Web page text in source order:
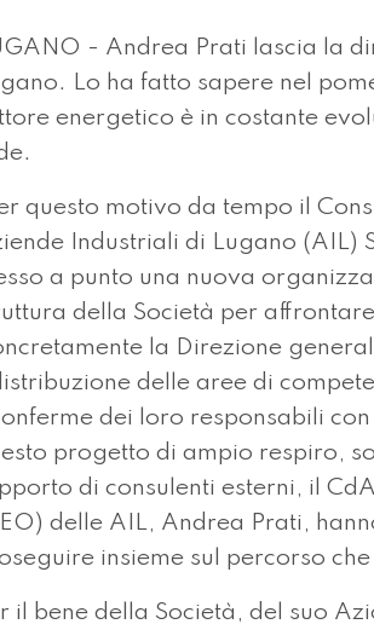
- Andrea Prati lascia la
Lo ha fatto sapere nel
energetico è in costante
questo motivo da tempo il
Industriali di Lugano (AIL)
a punto una nuova
della Società per
la Direzione
delle aree di
dei loro responsabili
progetto di ampio respiro,
di consulenti esterni, il
delle AIL, Andrea Prati,
insieme sul percorso
il bene della Società, del suo